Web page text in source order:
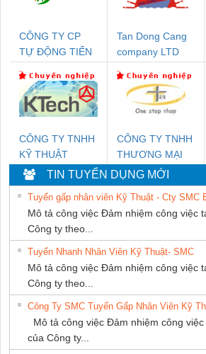
CÔNG TY CP
TỰ ĐỘNG TIẾN
Tan Dong Cang
company LTD
CÔNG TY TNHH
KỸ THUẬT
KTECH VIỆT
NAM
CÔNG TY TNHH
THƯƠNG MẠI
THIÊN ÂN VIỆT
NAM
TIN TUYỂN DỤNG MỚI
Tuyển gấp nhân viên Kỹ Thuật - Cty SMC
Mô tả công việc Đảm nhiệm công việc
Công ty theo...
Tuyển Nhanh Nhân Viên Kỹ Thuật- SMC
Mô tả công việc Đảm nhiệm công việc
Công ty theo...
Công Ty SMC Tuyển Gấp Nhân Viên Kỹ
Mô tả công việc Đảm nhiệm công
của Công ty...